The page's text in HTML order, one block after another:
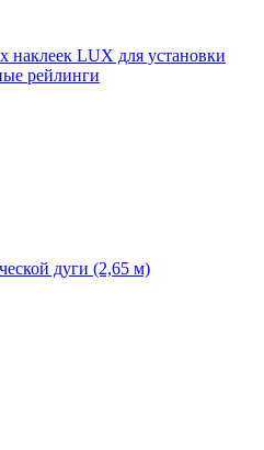
наклеек LUX для установки
рейлинги
дуги (2,65 м)